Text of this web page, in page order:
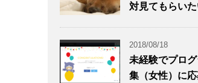
対見てもらい
2018/08/18
未経験でプロ
集（女性）に